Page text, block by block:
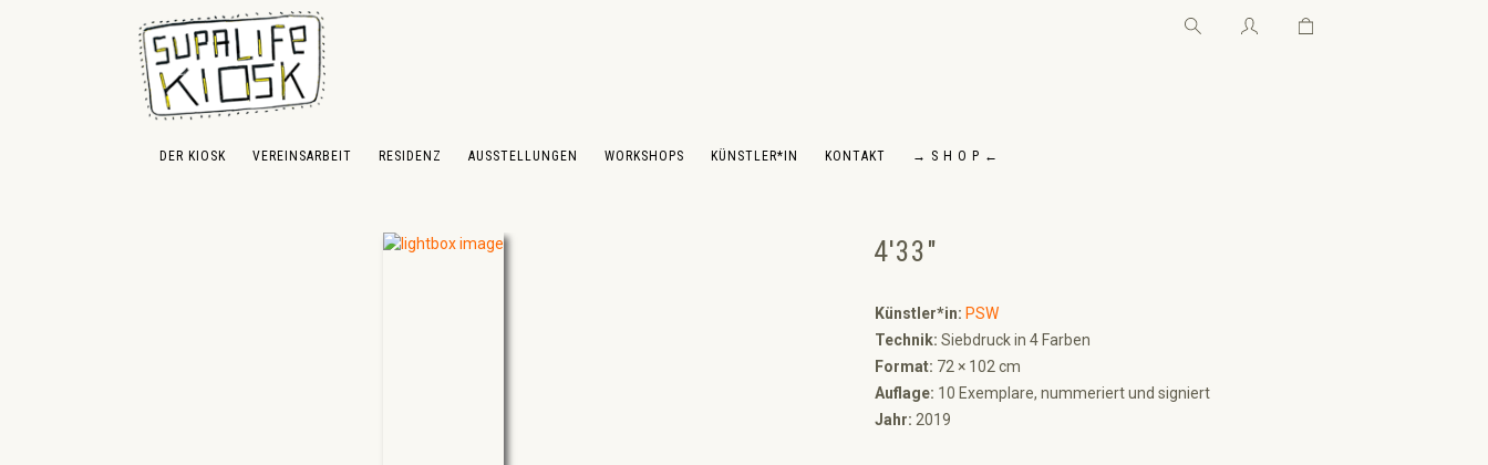
Hauptinhalt springen
Zur Suche springen
Zur Hauptnavigation springen Warenkorb enthält 0
DER KIOSK VEREINSARBEIT RESIDENZ AUSSTELLUNGEN WORKSHOPS KÜNSTLER*IN KONTAKT → S H O P ←
4'33"
Künstler*in: PSW
Technik: Siebdruck in 4 Farben
Format: 72 × 102 cm
Auflage: 10 Exemplare, nummeriert und signiert
Jahr: 2019